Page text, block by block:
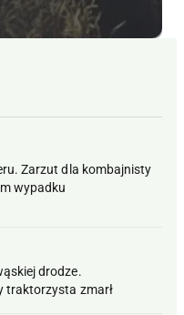
Zarzut dla kombajnisty
wypadku
drodze.
traktorzysta zmarł